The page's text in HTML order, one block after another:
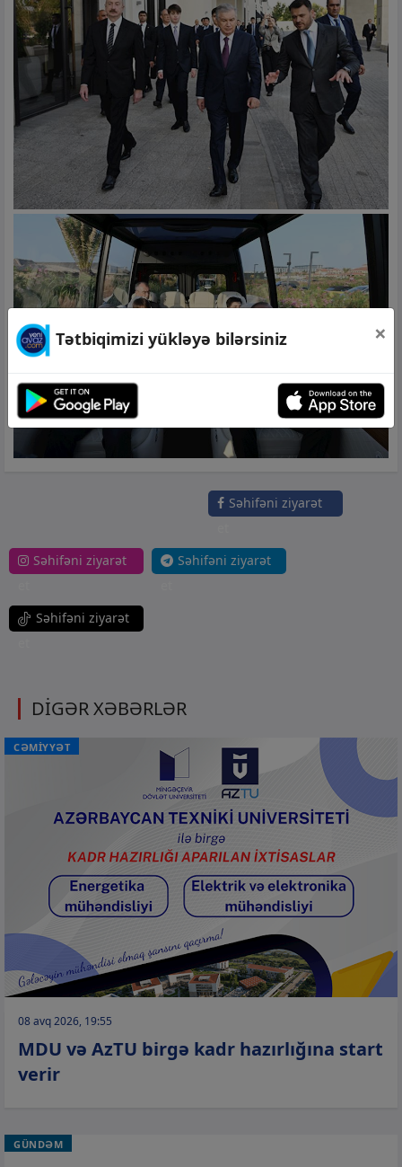
Səhifəni ziyarət
Səhifəni ziyarət
Səhifəni ziyarət
Səhifəni ziyarət
DİGƏR XƏBƏRLƏR
CƏMİYYƏT
08 avq 2026, 19:55
MDU və AzTU birgə kadr hazırlığına start
verir
GÜNDƏM
Tətbiqimizi yükləyə bilərsiniz ×